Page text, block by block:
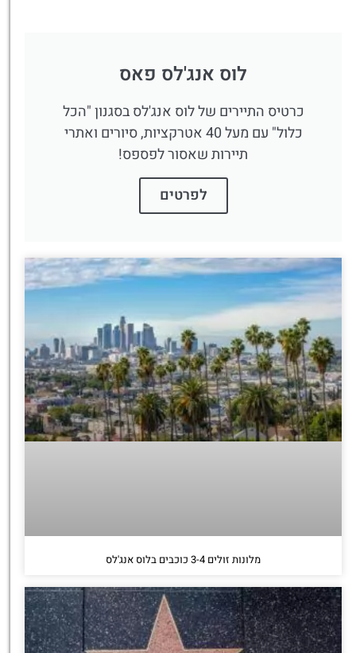
לוס אנג'לס פאס
כרטיס התיירים של לוס אנג'לס בסגנון "הכל
כלול" עם מעל 40 אטרקציות, סיורים ואתרי
תיירות שאסור לפספס!
לפרטים
מלונות זולים 3-4 כוכבים בלוס אנג'לס